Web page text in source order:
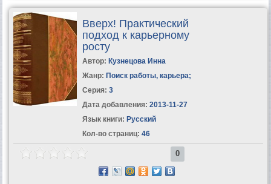
Вверх! Практический
подход к карьерному
росту
Автор: Кузнецова Инна
Жанр: Поиск работы, карьера;
Серия: 3
Дата добавления: 2013-11-27
Язык книги: Русский
Кол-во страниц: 46
0